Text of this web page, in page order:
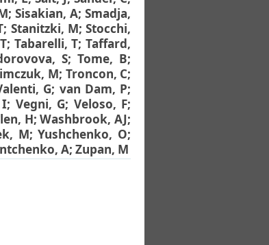
; Sisakian, A;Smadja,
; Stanitzki, M;Stocchi,
; Tabarelli, T;Taffard,
S;Tome, B;
M; Troncon, C;
G; van Dam, P;
I; Vegni, G; Veloso, F;
H;Washbrook, AJ;
M;Yushchenko, O;
A; Zupan, M